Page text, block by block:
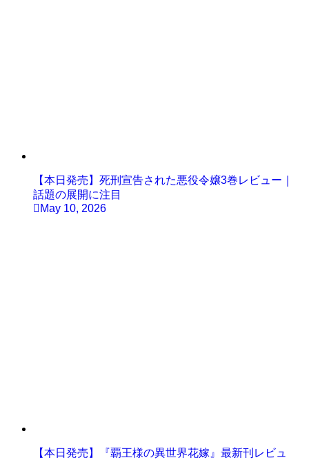
【本日発売】死刑宣告された悪役令嬢3巻レビュー｜
話題の展開に注目
May 10, 2026
【本日発売】『覇王様の異世界花嫁』最新刊レビュ